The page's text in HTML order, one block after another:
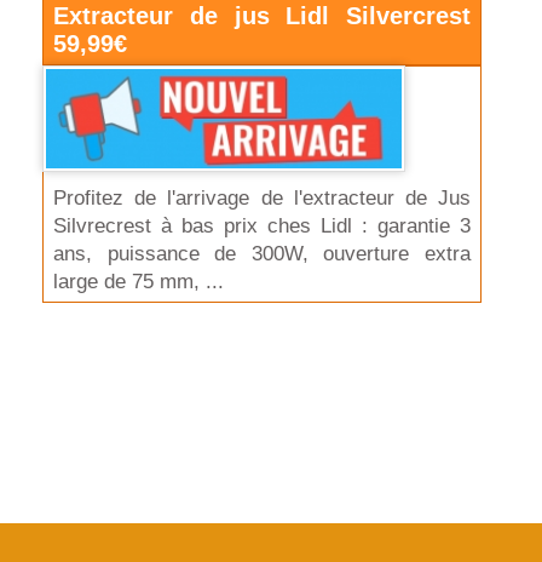
Extracteur de jus Lidl Silvercrest
59,99€
Profitez de l'arrivage de l'extracteur de Jus
Silvrecrest à bas prix ches Lidl : garantie 3
ans, puissance de 300W, ouverture extra
large de 75 mm, ...